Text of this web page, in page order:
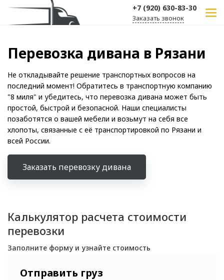
+7 (920) 630-83-30
Заказать звонок
Перевозка дивана в Рязани
Не откладывайте решение транспортных вопросов на
последний момент! Обратитесь в транспортную компанию
"8 миля" и убедитесь, что перевозка дивана может быть
простой, быстрой и безопасной. Наши специалисты
позаботятся о вашей мебели и возьмут на себя все
хлопоты, связанные с её транспортировкой по Рязани и
всей России.
Заказать перевозку дивана
Калькулятор расчета стоимости
перевозки
Заполните форму и узнайте стоимость
Отправить груз